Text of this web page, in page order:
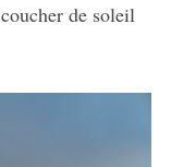
de soleil